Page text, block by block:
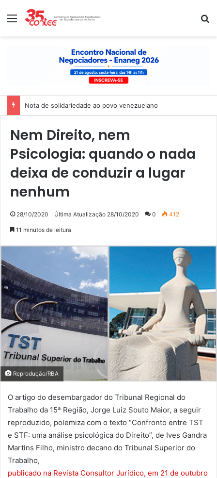
Menu
Nota de solidariedade ao povo venezuelano
Nem Direito, nem
Psicologia: quando o nada
deixa de conduzir a lugar
nenhum
28/10/2020 Última Atualização 28/10/2020 0 412
11 minutos de leitura
Reprodução/RBA
O artigo do desembargador do Tribunal Regional do
Trabalho da 15ª Região, Jorge Luiz Souto Maior, a seguir
reproduzido, polemiza com o texto “Confronto entre TST
e STF: uma análise psicológica do Direito”, de Ives Gandra
Martins Filho, ministro decano do Tribunal Superior do
Trabalho,
publicado na Revista Consultor Jurídico, em 21 de outubro